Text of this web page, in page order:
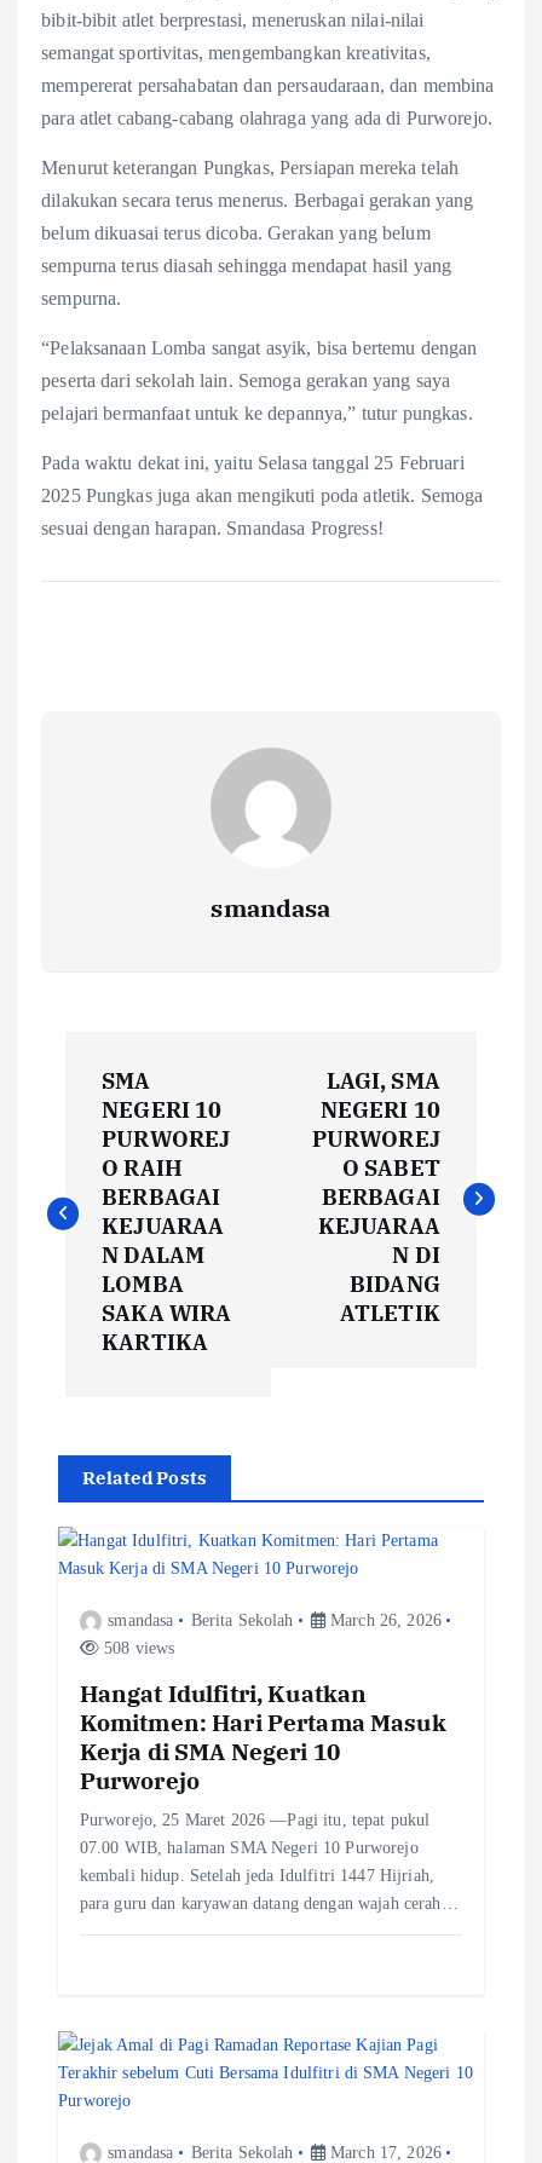
bibit-bibit atlet berprestasi, meneruskan nilai-nilai
semangat sportivitas, mengembangkan kreativitas,
mempererat persahabatan dan persaudaraan, dan membina
para atlet cabang-cabang olahraga yang ada di Purworejo.
Menurut keterangan Pungkas, Persiapan mereka telah
dilakukan secara terus menerus. Berbagai gerakan yang
belum dikuasai terus dicoba. Gerakan yang belum
sempurna terus diasah sehingga mendapat hasil yang
sempurna.
“Pelaksanaan Lomba sangat asyik, bisa bertemu dengan
peserta dari sekolah lain. Semoga gerakan yang saya
pelajari bermanfaat untuk ke depannya,” tutur pungkas.
Pada waktu dekat ini, yaitu Selasa tanggal 25 Februari
2025 Pungkas juga akan mengikuti poda atletik. Semoga
sesuai dengan harapan. Smandasa Progress!
smandasa
s
t
g
a
SMA
NEGERI 10
PURWOREJ
O RAIH
BERBAGAI
KEJUARAA
N DALAM
LOMBA
SAKA WIRA
KARTIKA
LAGI, SMA
NEGERI 10
PURWOREJ
O SABET
BERBAGAI
KEJUARAA
N DI
BIDANG
ATLETIK
Related Posts
smandasa Berita Sekolah
March 26, 2026
508 views
Hangat Idulfitri, Kuatkan
Komitmen: Hari Pertama Masuk
Kerja di SMA Negeri 10
Purworejo
Purworejo, 25 Maret 2026 —Pagi itu, tepat pukul
07.00 WIB, halaman SMA Negeri 10 Purworejo
kembali hidup. Setelah jeda Idulfitri 1447 Hijriah,
para guru dan karyawan datang dengan wajah cerah…
smandasa Berita Sekolah March 17, 2026